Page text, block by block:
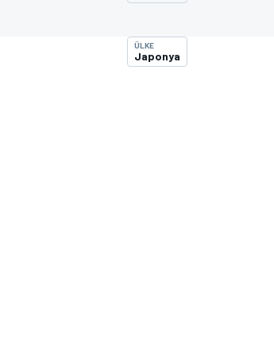
ÜLKE
Japonya